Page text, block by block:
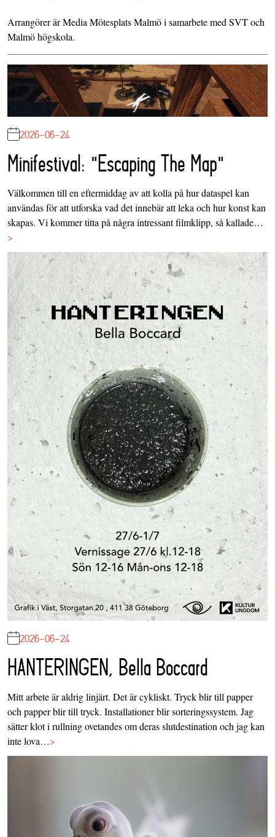
Arrangörer är Media Mötesplats Malmö i samarbete med SVT och
Malmö högskola.
2026-06-24
Minifestival: "Escaping The Map"
Välkommen till en eftermiddag av att kolla på hur dataspel kan
användas för att utforska vad det innebär att leka och hur konst kan
skapas. Vi kommer titta på några intressant filmklipp, så kallade…
>
2026-06-24
HANTERINGEN, Bella Boccard
Mitt arbete är aldrig linjärt. Det är cykliskt. Tryck blir till papper
och papper blir till tryck. Installationer blir sorteringssystem. Jag
sätter klot i rullning ovetandes om deras slutdestination och jag kan
inte lova…>